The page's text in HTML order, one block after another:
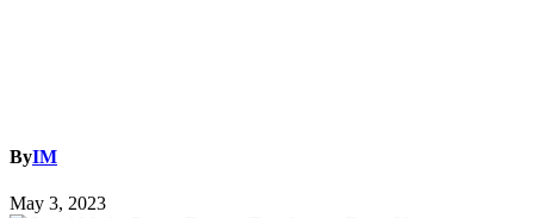
ByIM
May 3, 2023